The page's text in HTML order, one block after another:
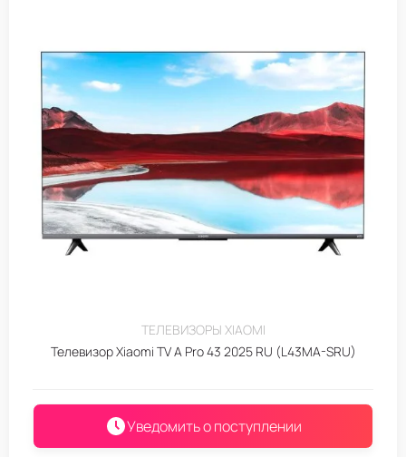
ТЕЛЕВИЗОРЫ XIAOMI
Телевизор Xiaomi TV A Pro 43 2025 RU (L43MA-SRU)
Уведомить о поступлении